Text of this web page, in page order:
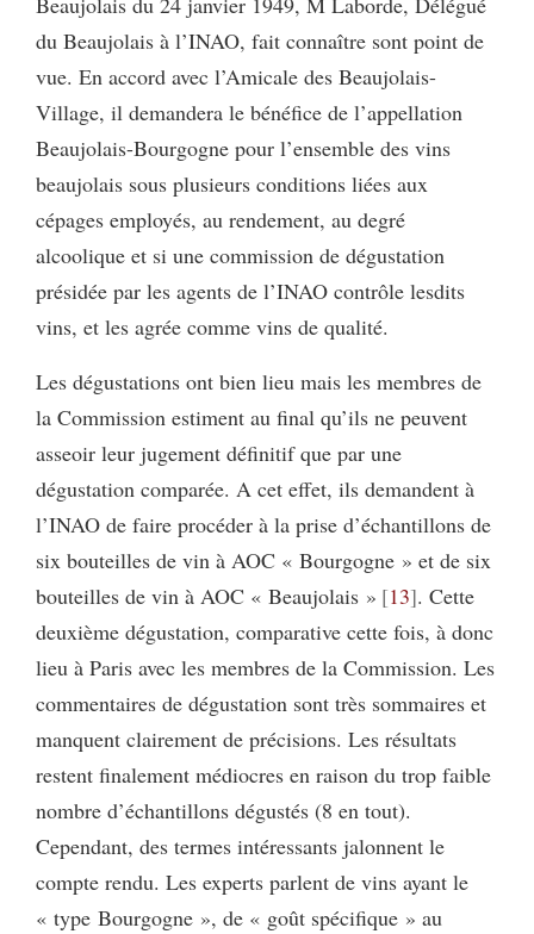
du Beaujolais à l’INAO, fait connaître sont point de
vue. En accord avec l’Amicale des Beaujolais-
Village, il demandera le bénéfice de l’appellation
Beaujolais-Bourgogne pour l’ensemble des vins
beaujolais sous plusieurs conditions liées aux
cépages employés, au rendement, au degré
alcoolique et si une commission de dégustation
présidée par les agents de l’INAO contrôle lesdits
vins, et les agrée comme vins de qualité.
Les dégustations ont bien lieu mais les membres de
la Commission estiment au final qu’ils ne peuvent
asseoir leur jugement définitif que par une
dégustation comparée. A cet effet, ils demandent à
l’INAO de faire procéder à la prise d’échantillons de
six bouteilles de vin à AOC « Bourgogne » et de six
bouteilles de vin à AOC « Beaujolais » 13 . Cette
deuxième dégustation, comparative cette fois, à donc
lieu à Paris avec les membres de la Commission. Les
commentaires de dégustation sont très sommaires et
manquent clairement de précisions. Les résultats
restent finalement médiocres en raison du trop faible
nombre d’échantillons dégustés (8 en tout).
Cependant, des termes intéressants jalonnent le
compte rendu. Les experts parlent de vins ayant le
« type Bourgogne », de « goût spécifique » au